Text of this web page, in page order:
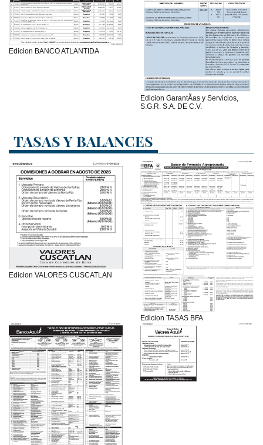
Edicion BANCO ATLANTIDA
Edicion GarantÃ­as y Servicios,
S.G.R. S.A. DE C.V.
TASAS Y BALANCES
Edicion VALORES CUSCATLAN
Edicion TASAS BFA